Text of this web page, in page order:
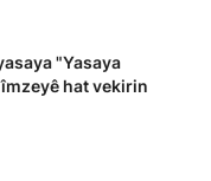
"Yasaya
hat vekirin